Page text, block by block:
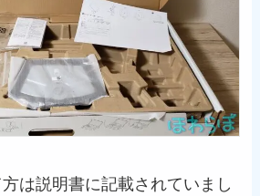
は説明書に記載されていまし